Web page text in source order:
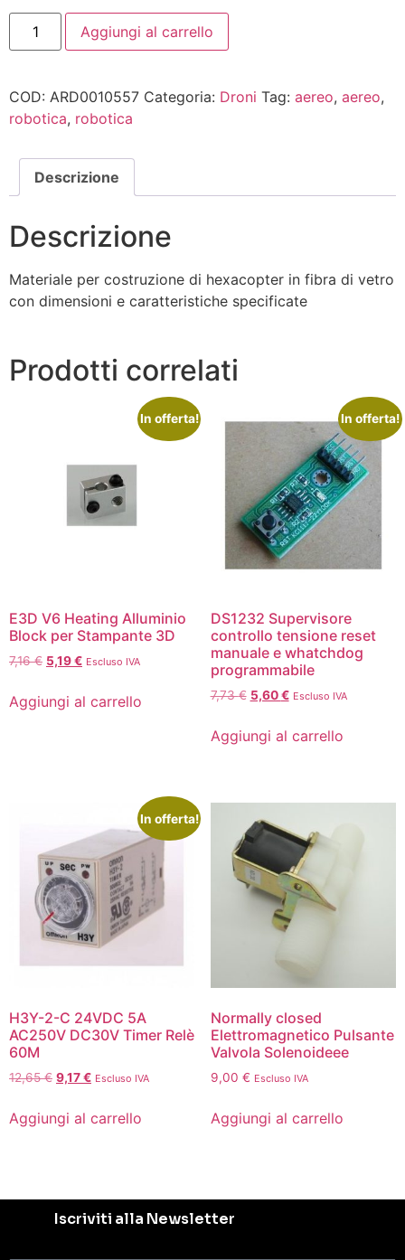
Aggiungi al carrello
COD: ARD0010557 Categoria: Droni Tag: aereo, aereo,
robotica, robotica
Descrizione
Descrizione
Materiale per costruzione di hexacopter in fibra di vetro
con dimensioni e caratteristiche specificate
Prodotti correlati
In offerta!
E3D V6 Heating Alluminio
Block per Stampante 3D
7,16€ 5,19€ Escluso IVA
Aggiungi al carrello
In offerta!
DS1232 Supervisore
controllo tensione reset
manuale e whatchdog
programmabile
7,73€ 5,60€ Escluso IVA
Aggiungi al carrello
In offerta!
H3Y-2-C 24VDC 5A
AC250V DC30V Timer Relè
60M
12,65€ 9,17€ Escluso IVA
Aggiungi al carrello
Normally closed
Elettromagnetico Pulsante
Valvola Solenoideee
9,00 € Escluso IVA
Aggiungi al carrello
Iscriviti alla Newsletter